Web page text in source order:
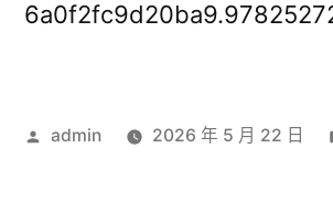
作
admin 2026 年 5 月 22 日